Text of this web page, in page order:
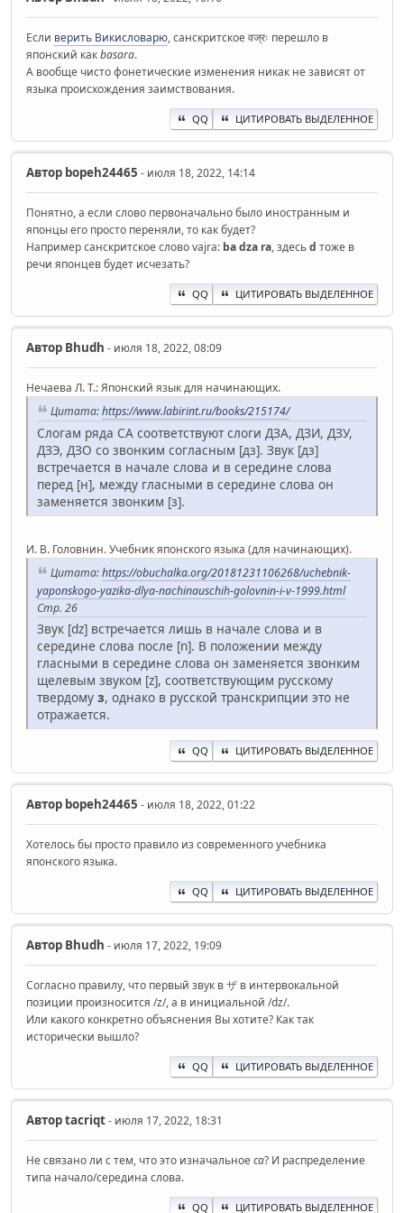
Если верить Викисловарю, санскритское वज्रः перешло в
японский какbasara.
А вообще чисто фонетические изменения никак не зависят от
языка происхождения заимствования.
QQ ЦИТИРОВАТЬ ВЫДЕЛЕННОЕ
Автор bopeh24465 - июля 18, 2022, 14:14
Понятно, а если слово первоначально было иностранным и
японцы его просто переняли, то как будет?
Например санскритское слово vajra: ba dza ra, здесьd тоже в
речи японцев будет исчезать?
QQ ЦИТИРОВАТЬ ВЫДЕЛЕННОЕ
Автор Bhudh - июля 18, 2022, 08:09
Нечаева Л. Т.: Японский язык для начинающих.
Цитата:https://www.labirint.ru/books/215174/
Слогам ряда СА соответствуют слоги ДЗА, ДЗИ, ДЗУ,
ДЗЭ, ДЗО со звонким согласным [дз]. Звук [дз]
встречается в начале слова и в середине слова
перед [н], между гласными в середине слова он
заменяется звонким [з].
И. В. Головнин. Учебник японского языка (для начинающих).
Цитата:https://obuchalka.org/20181231106268/uchebnik-
yaponskogo-yazika-dlya-nachinauschih-golovnin-i-v-1999.html
Стр. 26
Звук [dz] встречается лишь в начале слова и в
середине слова после [n]. В положении между
гласными в середине слова он заменяется звонким
щелевым звуком [z], соответствующим русскому
твердому з, однако в русской транскрипции это не
отражается.
QQ ЦИТИРОВАТЬ ВЫДЕЛЕННОЕ
Автор bopeh24465 - июля 18, 2022, 01:22
Хотелось бы просто правило из современного учебника
японского языка.
QQ ЦИТИРОВАТЬ ВЫДЕЛЕННОЕ
Автор Bhudh - июля 17, 2022, 19:09
Согласно правилу, что первый звук в ザ в интервокальной
позиции произносится /z/, а в инициальной /dz/.
Или какого конкретно объяснения Вы хотите? Как так
исторически вышло?
QQ ЦИТИРОВАТЬ ВЫДЕЛЕННОЕ
Автор‌tacriqt‌- июля 17, 2022, 18:31
Не связано ли с тем, что это изначальное са? И распределение
типа начало/середина слова.
QQ ЦИТИРОВАТЬ ВЫДЕЛЕННОЕ